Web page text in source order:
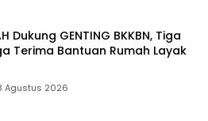
Dukung GENTING BKKBN, Tiga
Terima Bantuan Rumah Layak
Agustus 2026